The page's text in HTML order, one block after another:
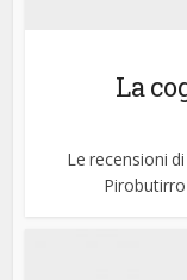
La
Le recensioni
Pirobutirro